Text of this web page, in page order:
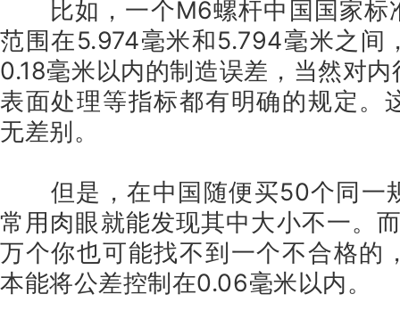
比如，一个M6螺杆中国国家标
范围在5.974毫米和5.794毫米之间
0.18毫米以内的制造误差，当然对
表面处理等指标都有明确的规定。
无差别。
但是，在中国随便买50个同一
常用肉眼就能发现其中大小不一。
万个你也可能找不到一个不合格的
本能将公差控制在0.06毫米以内。